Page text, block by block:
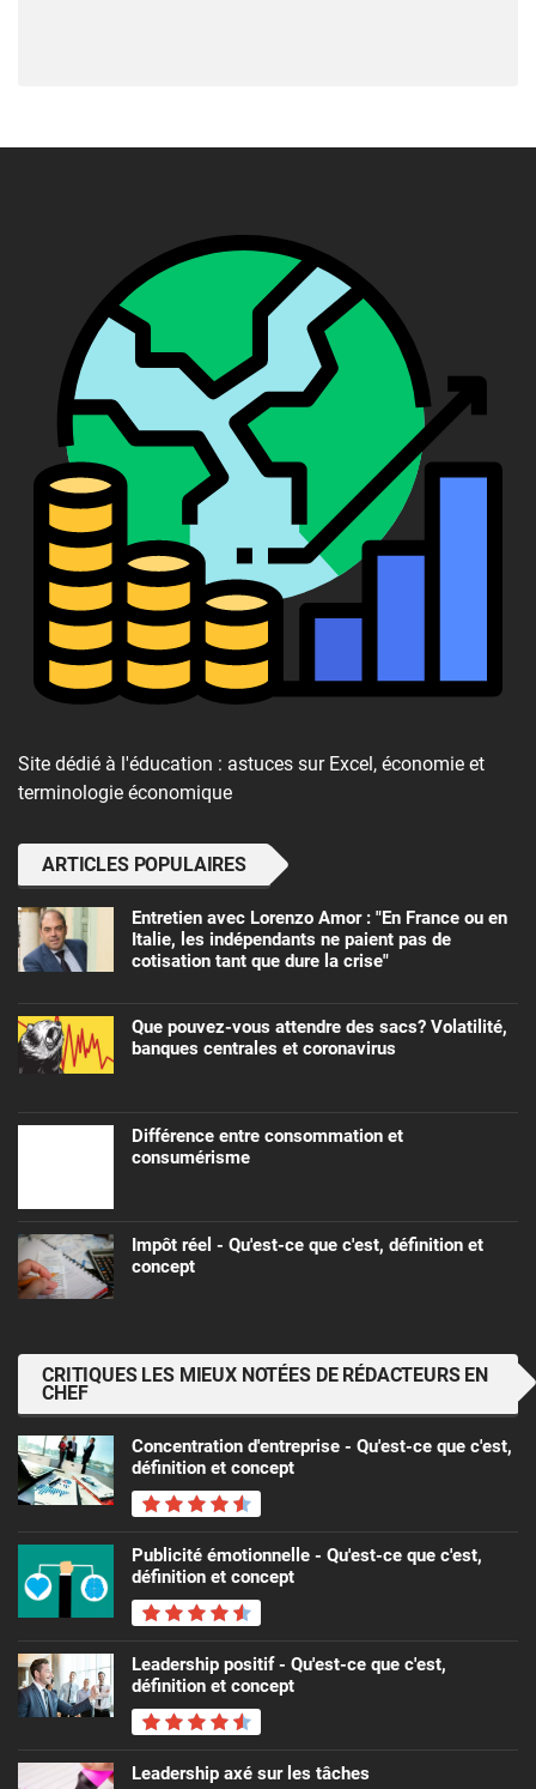
Site dédié à l'éducation : astuces sur Excel, économie et
terminologie économique
ARTICLES POPULAIRES
Entretien avec Lorenzo Amor : "En France ou en
Italie, les indépendants ne paient pas de
cotisation tant que dure la crise"
Que pouvez-vous attendre des sacs? Volatilité,
banques centrales et coronavirus
Différence entre consommation et
consumérisme
Impôt réel - Qu'est-ce que c'est, définition et
concept
CRITIQUES LES MIEUX NOTÉES DE RÉDACTEURS EN
CHEF
Concentration d'entreprise - Qu'est-ce que c'est,
définition et concept
Publicité émotionnelle - Qu'est-ce que c'est,
définition et concept
Leadership positif - Qu'est-ce que c'est,
définition et concept
Leadership axé sur les tâches